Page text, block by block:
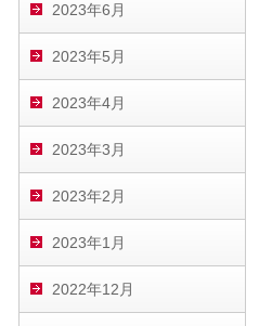
2023年6月
2023年5月
2023年4月
2023年3月
2023年2月
2023年1月
2022年12月